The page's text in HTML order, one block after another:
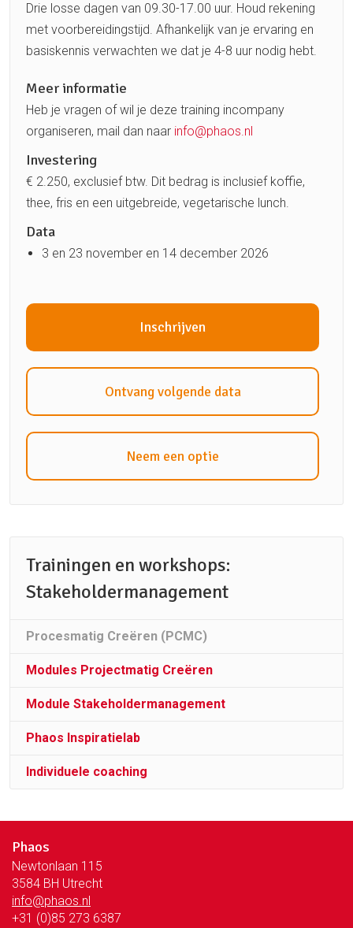
Drie losse dagen van 09.30-17.00 uur. Houd rekening
met voorbereidingstijd. Afhankelijk van je ervaring en
basiskennis verwachten we dat je 4-8 uur nodig hebt.
Meer informatie
Heb je vragen of wil je deze training incompany
organiseren, mail dan naar info@phaos.nl
Investering
€ 2.250, exclusief btw. Dit bedrag is inclusief koffie,
thee, fris en een uitgebreide, vegetarische lunch.
Data
3 en 23 november en 14 december 2026
Inschrijven
Ontvang volgende data
Neem een optie
Trainingen en workshops:
Stakeholdermanagement
Procesmatig Creëren (PCMC)
Modules Projectmatig Creëren
Module Stakeholdermanagement
Phaos Inspiratielab
Individuele coaching
Phaos
Newtonlaan 115
3584 BH Utrecht
info@phaos.nl
+31 (0)85 273 6387